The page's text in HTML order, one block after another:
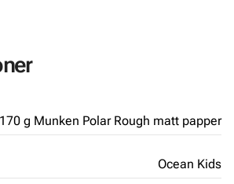
170 g Munken Polar Rough matt papper
Ocean Kids